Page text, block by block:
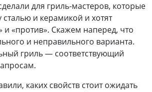
для гриль-мастеров, которые
и керамикой и хотят
и «против». Скажем наперед, что
и неправильного варианта.
гриль — соответствующий
каких свойств стоит ожидать